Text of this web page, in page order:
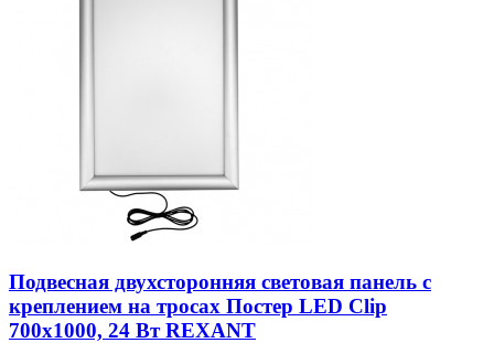
Подвесная двухсторонняя световая панель с
креплением на тросах Постер LED Clip
700х1000, 24 Вт REXANT